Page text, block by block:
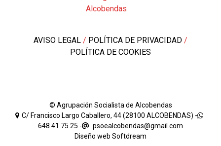
AVISO LEGAL / POLÍTICA DE PRIVACIDAD /
POLÍTICA DE COOKIES
© Agrupación Socialista de Alcobendas
C/ Francisco Largo Caballero, 44 (28100 ALCOBENDAS) -
648 41 75 25 -
psoealcobendas@gmail.com
Diseño web Softdream